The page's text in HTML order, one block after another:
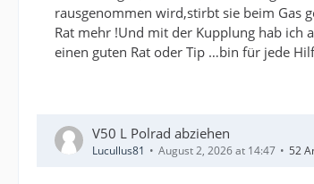
rausgenommen wird,stirbt sie beim Gas
Rat mehr !Und mit der Kupplung hab ich
einen guten Rat oder Tip …bin für jede
V50 L Polrad abziehen
Lucullus81 August 2, 2026 at 14:47 52